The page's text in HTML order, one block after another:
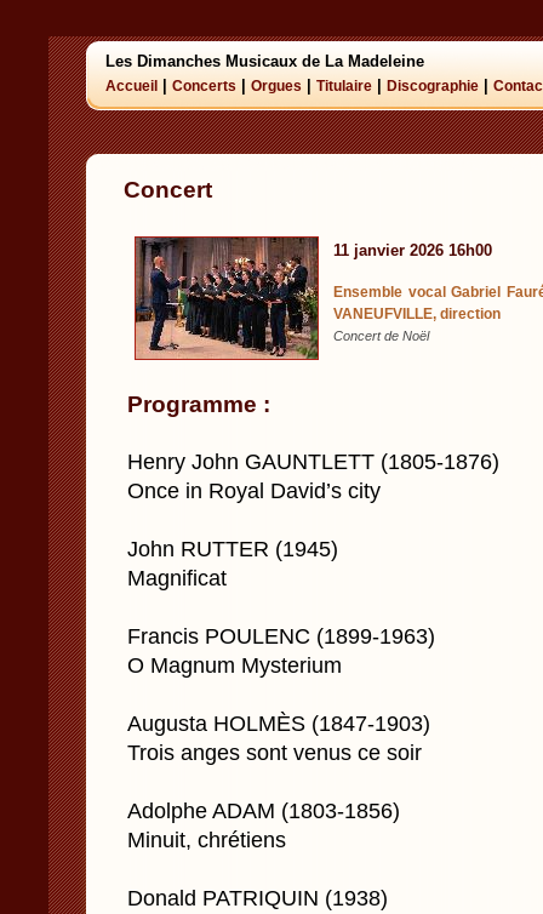
Les Dimanches Musicaux de La Madeleine
Accueil Concerts Orgues Titulaire Discographie
Concert
11 janvier 2026 16h00
Ensemble vocal Gabriel
VANEUFVILLE, direction
Concert de Noël
Programme :
Henry John GAUNTLETT (1805-1876)
Once in Royal David’s city
John RUTTER (1945)
Magnificat
Francis POULENC (1899-1963)
O Magnum Mysterium
Augusta HOLMÈS (1847-1903)
Trois anges sont venus ce soir
Adolphe ADAM (1803-1856)
Minuit, chrétiens
Donald PATRIQUIN (1938)